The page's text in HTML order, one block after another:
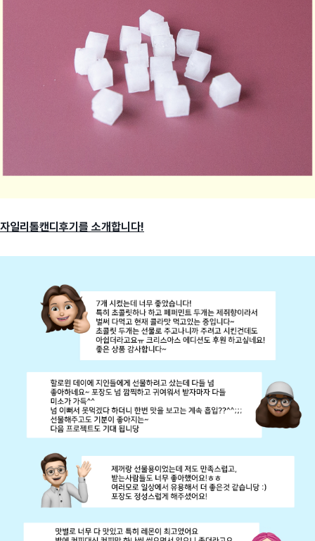
자일리톨캔디후기를 소개합니다!